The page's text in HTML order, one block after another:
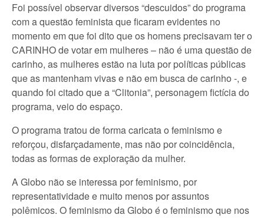
Foi possível observar diversos “descuidos” do programa
com a questão feminista que ficaram evidentes no
momento em que foi dito que os homens precisavam ter o
CARINHO de votar em mulheres – não é uma questão de
carinho, as mulheres estão na luta por políticas públicas
que as mantenham vivas e não em busca de carinho -, e
quando foi citado que a “Clitonia”, personagem fictícia do
programa, veio do espaço.
O programa tratou de forma caricata o feminismo e
reforçou, disfarçadamente, mas não por coincidência,
todas as formas de exploração da mulher.
A Globo não se interessa por feminismo, por
representatividade e muito menos por assuntos
polêmicos. O feminismo da Globo é o feminismo que nos